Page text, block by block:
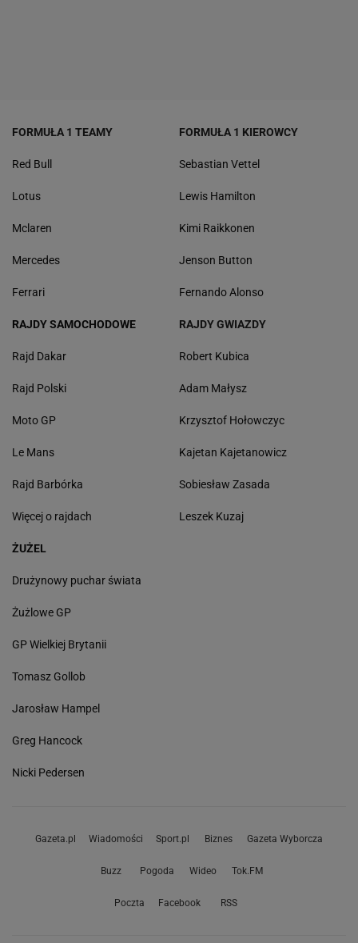
FORMUŁA 1 TEAMY
Red Bull
Lotus
Mclaren
Mercedes
Ferrari
FORMUŁA 1 KIEROWCY
Sebastian Vettel
Lewis Hamilton
Kimi Raikkonen
Jenson Button
Fernando Alonso
RAJDY SAMOCHODOWE
Rajd Dakar
Rajd Polski
Moto GP
Le Mans
Rajd Barbórka
Więcej o rajdach
RAJDY GWIAZDY
Robert Kubica
Adam Małysz
Krzysztof Hołowczyc
Kajetan Kajetanowicz
Sobiesław Zasada
Leszek Kuzaj
ŻUŻEL
Drużynowy puchar świata
Żużlowe GP
GP Wielkiej Brytanii
Tomasz Gollob
Jarosław Hampel
Greg Hancock
Nicki Pedersen
Gazeta.pl Wiadomości Sport.pl Biznes Gazeta Wyborcza
Buzz Pogoda Wideo Tok.FM
Poczta Facebook RSS